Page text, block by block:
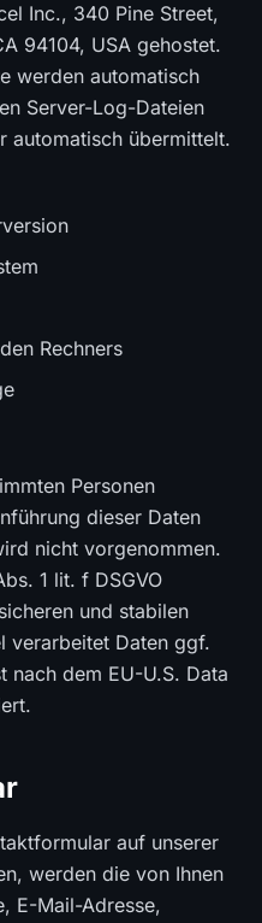
Inc., 340 Pine Street,
94104, USA gehostet.
werden automatisch
Server-Log-Dateien
automatisch übermittelt.
Rechners
Personen
dieser Daten
nicht vorgenommen.
1 lit. f DSGVO
und stabilen
verarbeitet Daten ggf.
nach dem EU-U.S. Data
auf unserer
werden die von Ihnen
E-Mail-Adresse,